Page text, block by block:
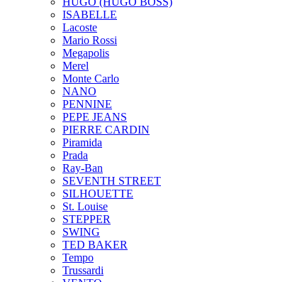
ISABELLE
Lacoste
Mario Rossi
Megapolis
Merel
Monte Carlo
NANO
PENNINE
PEPE JEANS
PIERRE CARDIN
Piramida
Prada
Ray-Ban
SEVENTH STREET
SILHOUETTE
St. Louise
STEPPER
SWING
TED BAKER
Tempo
Trussardi